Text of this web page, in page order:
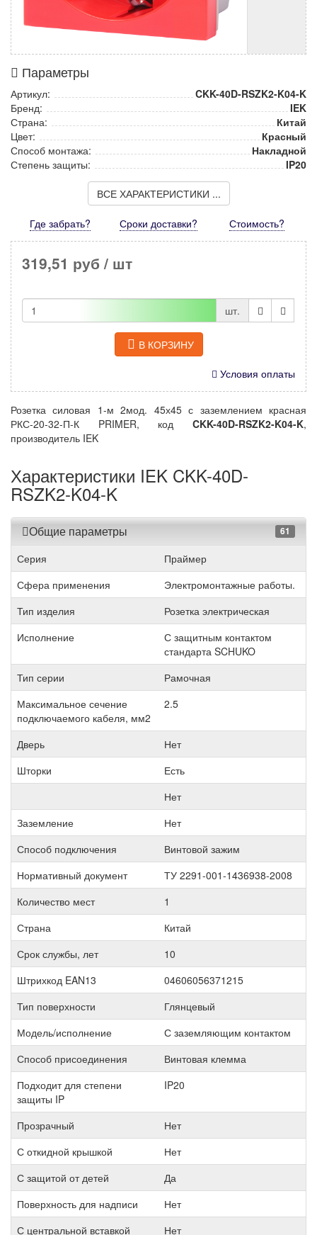
Параметры
Артикул:
CKK-40D-RSZK2-K04-K
Бренд:
IEK
Страна:
Китай
Цвет:
Красный
Способ монтажа:
Накладной
Степень защиты:
IP20
ВСЕ ХАРАКТЕРИСТИКИ ...
Где забрать? Сроки доставки? Стоимость?
319,51 руб / шт
шт.
В КОРЗИНУ
Условия оплаты
Розетка силовая 1-м 2мод. 45х45 с заземлением красная
РКС-20-32-П-К PRIMER, код CKK-40D-RSZK2-K04-K,
производитель IEK
Характеристики IEK CKK-40D-
RSZK2-K04-K
Общие параметры 61
Серия
Праймер
Сфера применения
Электромонтажные работы.
Тип изделия
Розетка электрическая
Исполнение
С защитным контактом
стандарта SCHUKO
Тип серии
Рамочная
Максимальное сечение
подключаемого кабеля, мм2
2.5
Дверь
Нет
Шторки
Есть
Нет
Заземление
Нет
Способ подключения
Винтовой зажим
Нормативный документ
ТУ 2291-001-1436938-2008
Количество мест
1
Страна
Китай
Срок службы, лет
10
Штрихкод EAN13
04606056371215
Тип поверхности
Глянцевый
Модель/исполнение
С заземляющим контактом
Способ присоединения
Винтовая клемма
Подходит для степени
защиты IP
IP20
Прозрачный
Нет
С откидной крышкой
Нет
С защитой от детей
Да
Поверхность для надписи
Нет
С центральной вставкой
Нет